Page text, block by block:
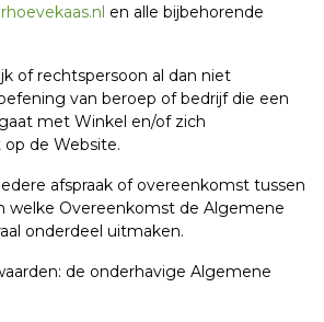
en alle bijbehorende
of rechtspersoon al dan niet
van beroep of bedrijf die een
met Winkel en/of zich
de Website.
afspraak of overeenkomst tussen
welke Overeenkomst de Algemene
onderdeel uitmaken.
de onderhavige Algemene